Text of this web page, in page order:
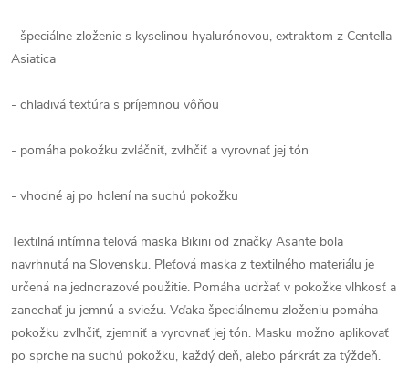
- špeciálne zloženie s kyselinou hyalurónovou, extraktom z Centella
Asiatica
- chladivá textúra s príjemnou vôňou
- pomáha pokožku zvláčniť, zvlhčiť a vyrovnať jej tón
- vhodné aj po holení na suchú pokožku
Textilná intímna telová maska Bikini od značky Asante bola
navrhnutá na Slovensku. Pleťová maska z textilného materiálu je
určená na jednorazové použitie. Pomáha udržať v pokožke vlhkosť a
zanechať ju jemnú a sviežu. Vďaka špeciálnemu zloženiu pomáha
pokožku zvlhčiť, zjemniť a vyrovnať jej tón. Masku možno aplikovať
po sprche na suchú pokožku, každý deň, alebo párkrát za týždeň.